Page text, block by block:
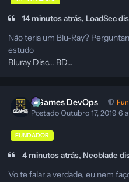
14 minutos atrás, LoadSec
Não teria um Blu-Ray?
estudo
Bluray Disc... BD...
GGames DevOps
PostadoOutubro 17, 20196
FUNDADOR
4 minutos atrás, Neoblade
Vo te falar a verdade, eu nem